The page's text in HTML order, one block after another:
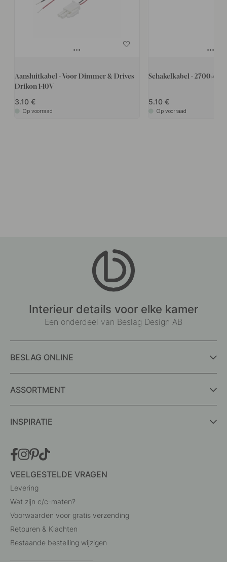
Aansluitkabel - Voor Dimmer & Drives
Drikon 1-10V
3.10
Op voorraad
Schakelkabel - 2700/
5.10
Op voorraad
Interieur details voor elke kamer
Een onderdeel van Beslag Design AB
BESLAG ONLINE
ASSORTMENT
INSPIRATIE
VEELGESTELDE VRAGEN
Levering
Wat zijn c/c-maten?
Voorwaarden voor gratis verzending
Retouren & Klachten
Bestaande bestelling wijzigen